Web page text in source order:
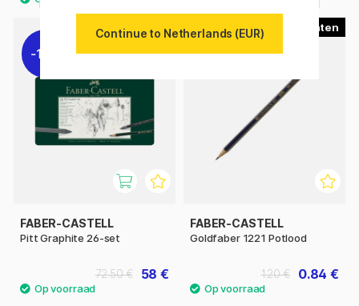
11%
FABER-CASTELL
Pitt Graphite 26-set
58 €
72.50 €
22%
FABER-CASTELL
Goldfaber 1221 Potlood
0.84 €
1.20 €
Continue to Netherlands (EUR)